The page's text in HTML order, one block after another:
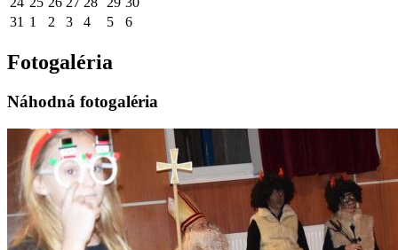
31 1 2 3 4 5 6
Fotogaléria
Náhodná fotogaléria